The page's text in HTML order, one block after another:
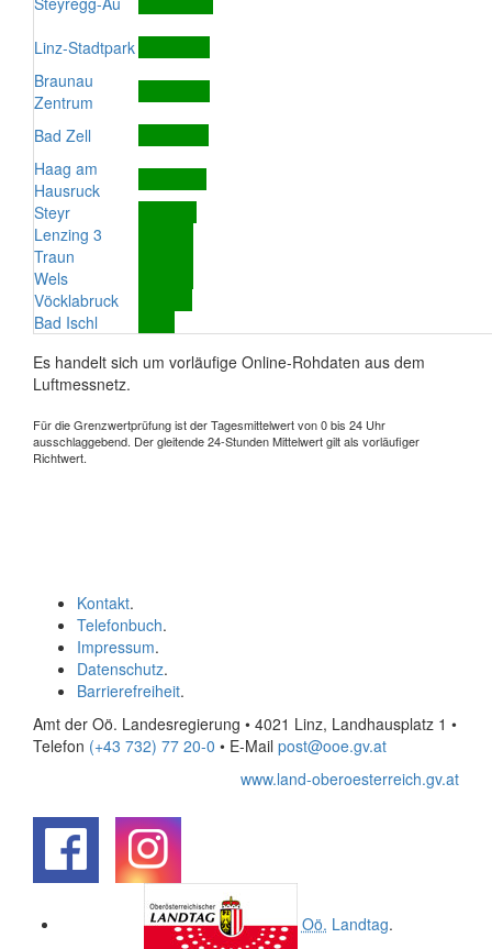
Linz-Stadtpark
Braunau
Zentrum
Bad Zell
Haag am
Hausruck
Steyr
Lenzing 3
Traun
Wels
Vöcklabruck
Bad Ischl
Es handelt sich um vorläufige Online-Rohdaten aus dem
Luftmessnetz.
Für die Grenzwertprüfung ist der Tagesmittelwert von 0 bis 24 Uhr
ausschlaggebend. Der gleitende 24-Stunden Mittelwert gilt als vorläufiger
Richtwert.
Kontakt.
Telefonbuch.
Impressum.
Datenschutz.
Barrierefreiheit.
Amt der Oö. Landesregierung • 4021 Linz, Landhausplatz 1 •
Telefon (+43 732) 77 20-0 • E-Mail post@ooe.gv.at
www.land-oberoesterreich.gv.at
Oö. Landtag.